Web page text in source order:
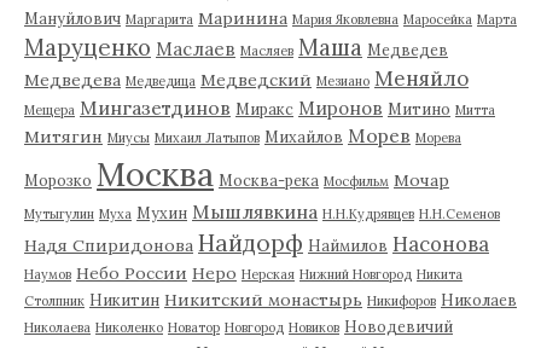
Мануйлович Маргарита Маринина Мария Яковлевна Маросейка Марта
Маруценко Маслаев Масляев Маша Медведев
Медведева Медведица Медведский Мезиано Меняйло
Мещера Мингазетдинов Миракс Миронов Митино Митта
Митягин Миусы Михаил Латыпов Михайлов Морев Морева
Морозко Москва Москва-река Мосфильм Мочар
Мутыгулин Муха Мухин Мышлявкина Н.Н.Кудрявцев Н.Н.Семенов
Надя Спиридонова Найдорф Наймилов Насонова
Наумов Небо России Неро Нерская Нижний Новгород Никита
Столпник Никитин Никитский монастырь Никифоров Николаев
Николаева Николенко Новатор Новгород Новиков Новодевичий